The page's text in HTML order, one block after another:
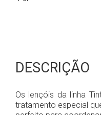
DESCRIÇÃO
Os lençóis da linha
tratamento especial